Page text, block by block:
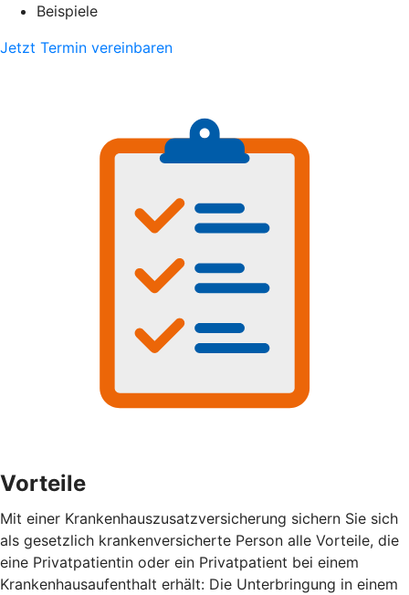
Beispiele
Jetzt Termin vereinbaren
Vorteile
Mit einer Krankenhauszusatzversicherung sichern Sie sich
als gesetzlich krankenversicherte Person alle Vorteile, die
eine Privatpatientin oder ein Privatpatient bei einem
Krankenhausaufenthalt erhält: Die Unterbringung in einem